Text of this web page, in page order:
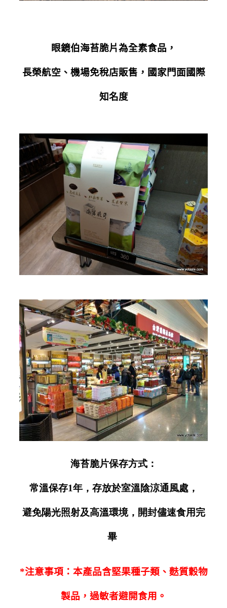
眼鏡伯海苔脆片為全素食品，
長榮航空、機場免稅店販售，國家門面國際
知名度
海苔脆片保存方式：
常溫保存1年，存放於室溫陰涼通風處，
避免陽光照射及高溫環境，開封儘速食用完
畢
*注意事項：本產品含堅果種子類、麩質穀物
製品，過敏者避開食用。